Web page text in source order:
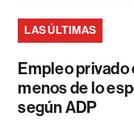
LAS ÚLTIMAS
Empleo privado
menos de lo
según ADP